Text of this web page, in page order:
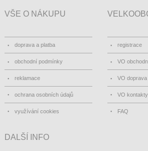
VŠE O NÁKUPU
doprava a platba
obchodní podmínky
reklamace
ochrana osobních údajů
využívání cookies
registrace
VO
VO doprava
VO kontakty
FAQ
DALŠÍ INFO